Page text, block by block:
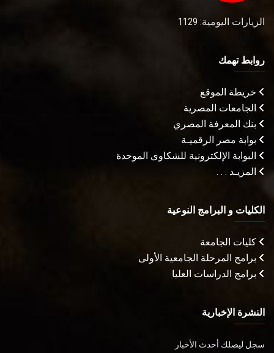
الزيارات اليومية: 1129
روابط تهمك
خريطة الموقع
الجامعات المصرية
بنك المعرفة المصري
بوابة مصر الرقميـة
البوابة الإلكترونية للشكاوى الموحدة
المزيـد . . .
الكليات و البرامج النوعية
كليات الجامعة
برامج المرحلة الجامعية الأولى
برامج الدراسات العليا
النشرة الإخبارية
سجل ليصلك أحدث الأخبار